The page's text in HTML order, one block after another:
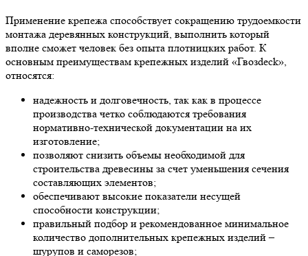
Применение крепежа способствует сокращению трудоемкости
монтажа деревянных конструкций, выполнить который
вполне сможет человек без опыта плотницких работ. К
основным преимуществам крепежных изделий «Гвозdeck»,
относятся:
надежность и долговечность, так как в процессе
производства четко соблюдаются требования
нормативно-технической документации на их
изготовление;
позволяют снизить объемы необходимой для
строительства древесины за счет уменьшения сечения
составляющих элементов;
обеспечивают высокие показатели несущей
способности конструкции;
правильный подбор и рекомендованное минимальное
количество дополнительных крепежных изделий –
шурупов и саморезов;